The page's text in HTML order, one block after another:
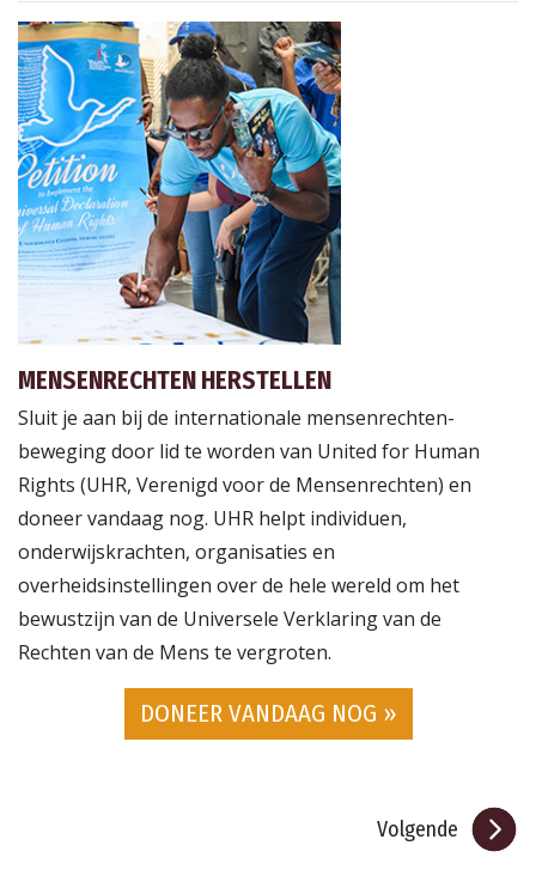
MENSENRECHTEN HERSTELLEN
Sluit je aan bij de internationale mensenrechten­
beweging door lid te worden van United for Human
Rights (UHR, Verenigd voor de Mensenrechten) en
doneer vandaag nog. UHR helpt individuen,
onderwijskrachten, organisaties en
overheidsinstellingen over de hele wereld om het
bewustzijn van de Universele Verklaring van de
Rechten van de Mens te vergroten.
DONEER VANDAAG NOG »
Volgende